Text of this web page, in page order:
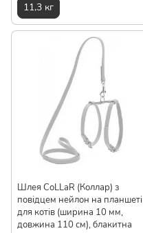
11,3 кг
Шлея CoLLaR (Коллар) з
повідцем нейлон на планшеті
для котів (ширина 10 мм,
довжина 110 см), блакитна